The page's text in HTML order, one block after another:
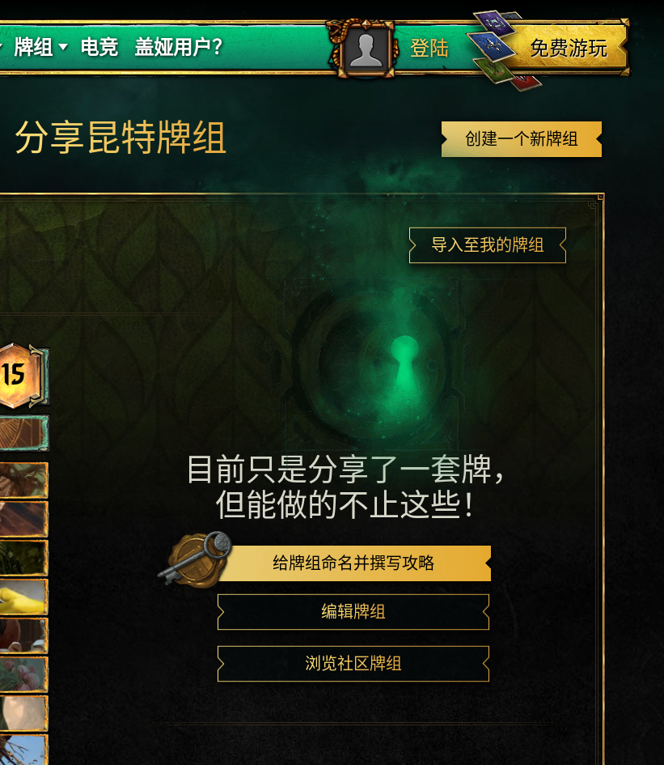
牌组
牌组攻略
电竞 盖娅用户？ 登陆
登出
免费游玩
创建一个新牌组
分享昆特牌组
导入至我的牌组
15
目前只是分享了一套牌，
但能做的不止这些！
给牌组命名并撰写攻略
编辑牌组
浏览社区牌组